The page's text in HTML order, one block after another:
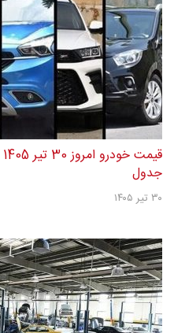
جدول
۳۰ تیر ۱۴۰۵